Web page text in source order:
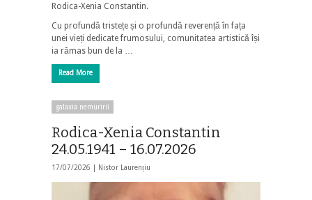
Rodica-Xenia Constantin.
Cu profundă tristețe și o profundă reverență în fața
unei vieți dedicate frumosului, comunitatea artistică își
ia rămas bun de la …
Read More
galaxia nemuririi
Rodica-Xenia Constantin
24.05.1941 – 16.07.2026
17/07/2026 | Nistor Laurențiu